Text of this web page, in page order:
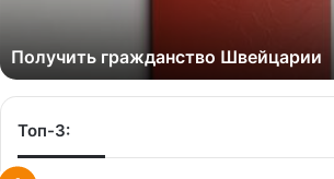
Получить гражданство Швейцарии
Топ-3: